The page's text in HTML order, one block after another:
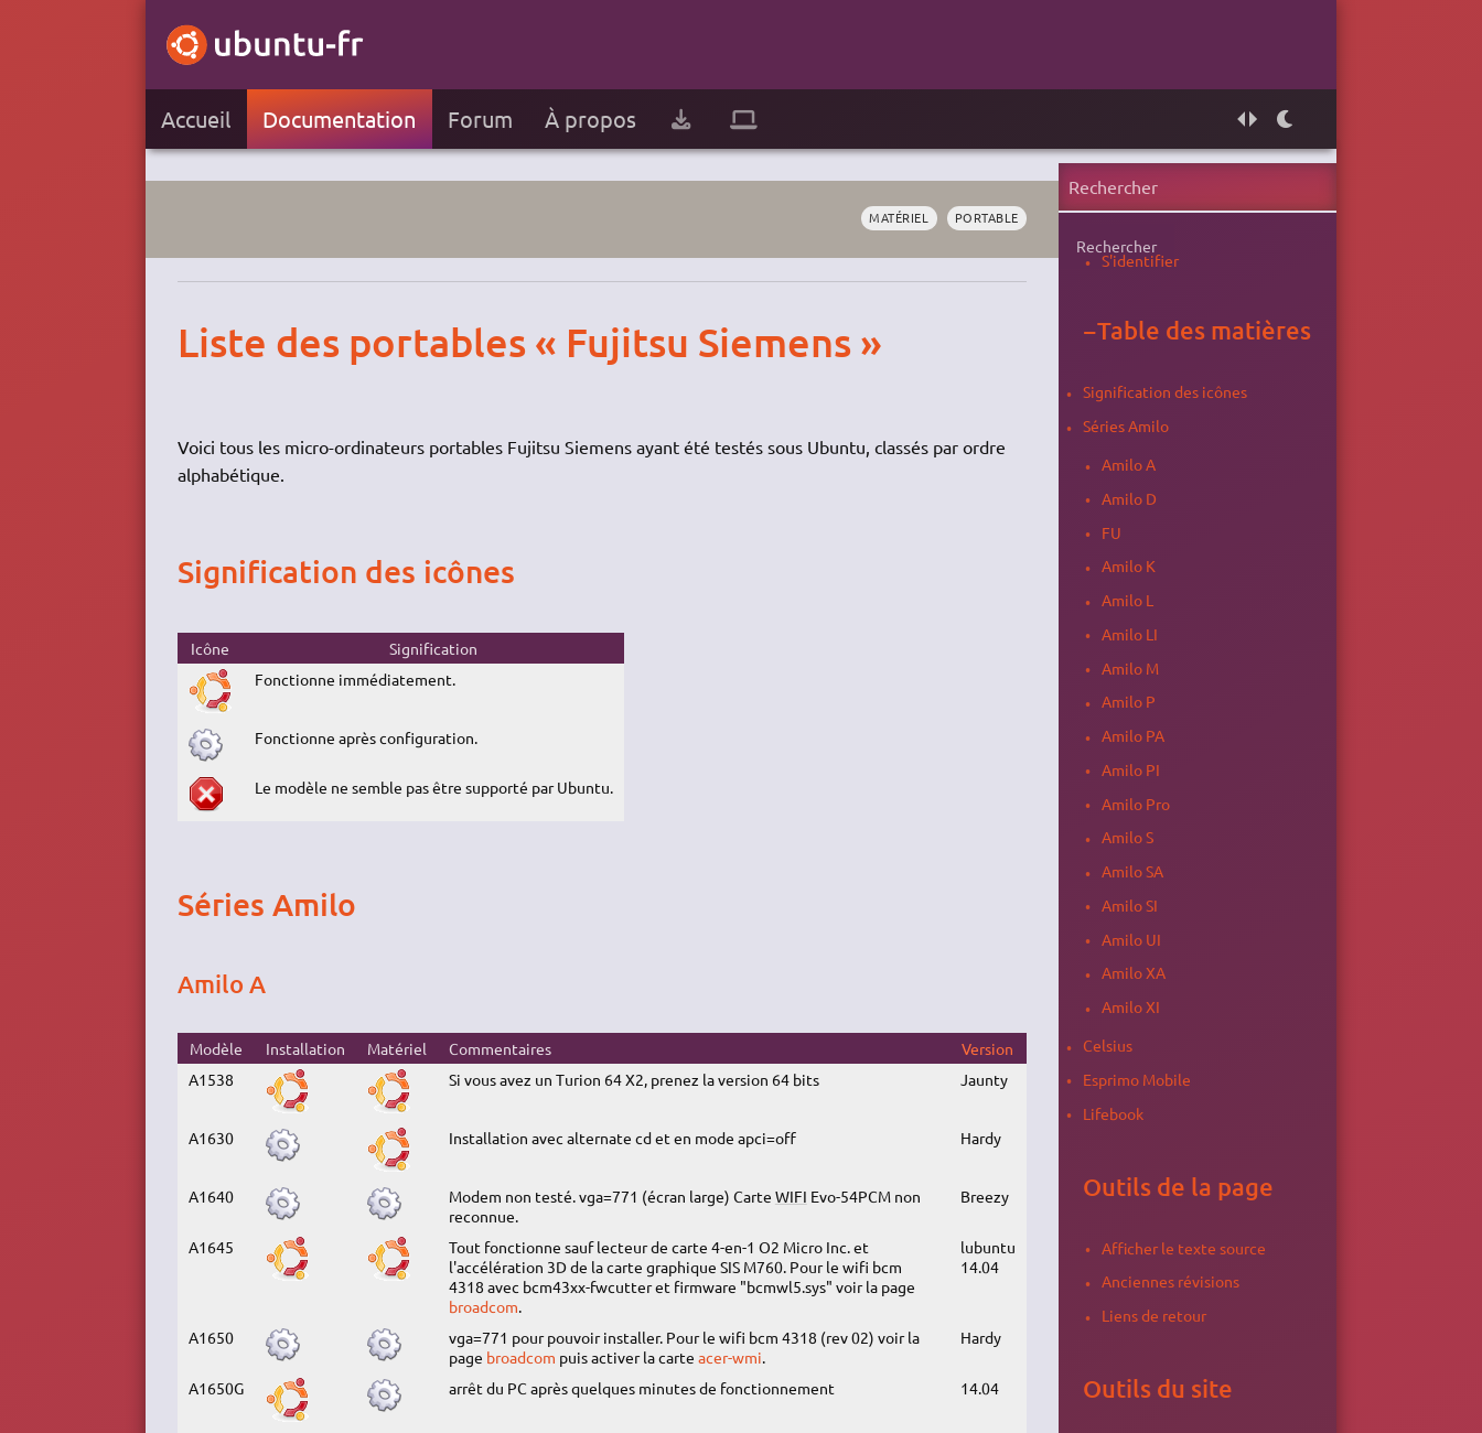
Accueil Documentation Forum À propos
MATÉRIEL PORTABLE
Liste des portables « Fujitsu Siemens »
Voici tous les micro-ordinateurs portables Fujitsu Siemens ayant été testés sous Ubuntu, classés par ordre
alphabétique.
Signification des icônes
Icône
Signification
Fonctionne immédiatement.
Fonctionne après configuration.
Le modèle ne semble pas être supporté par Ubuntu.
Séries Amilo
Amilo A
Modèle Installation Matériel Commentaires
Version
A1538
Si vous avez un Turion 64 X2, prenez la version 64 bits Jaunty
A1630 Installation avec alternate cd et en mode apci=off Hardy
A1640 Modem non testé. vga=771 (écran large) Carte WIFI Evo-54PCM non
reconnue.
Breezy
A1645
Tout fonctionne sauf lecteur de carte 4-en-1 O2 Micro Inc. et
l'accélération 3D de la carte graphique SIS M760. Pour le wifi bcm
4318 avec bcm43xx-fwcutter et firmware "bcmwl5.sys" voir la page
broadcom
lubuntu
14.04
A1650
vga=771 pour pouvoir installer. Pour le wifi bcm 4318 (rev 02) voir la
page broadcom puis activer la carte acer-wmi
Hardy
A1650G arrêt du PC après quelques minutes de fonctionnement 14.04
Rechercher
S'identifier
−Table des matières
Signification des icônes
Séries Amilo
Amilo A
Amilo D
FU
Amilo K
Amilo L
Amilo LI
Amilo M
Amilo P
Amilo PA
Amilo PI
Amilo Pro
Amilo S
Amilo SA
Amilo SI
Amilo UI
Amilo XA
Amilo XI
Celsius
Esprimo Mobile
Lifebook
Outils de la page
Afficher le texte source
Anciennes révisions
Liens de retour
Outils du site